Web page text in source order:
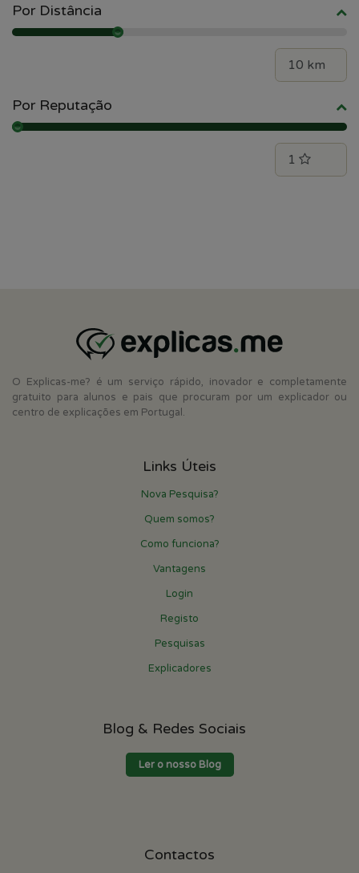
Por Distância
Por Reputação
O Explicas-me? é um serviço rápido, inovador e completamente
gratuito para alunos e pais que procuram por um explicador ou
centro de explicações em Portugal.
Links Úteis
Nova Pesquisa?
Quem somos?
Como funciona?
Vantagens
Login
Registo
Pesquisas
Explicadores
Blog & Redes Sociais
Ler o nosso Blog
Contactos